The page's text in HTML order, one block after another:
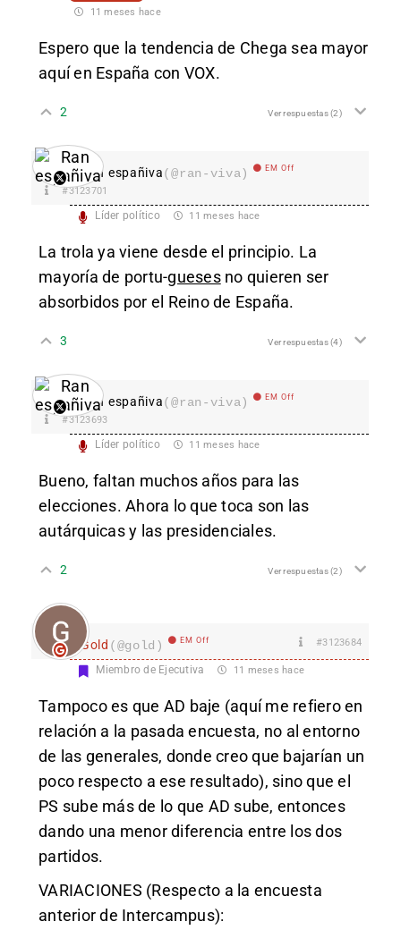
11 meses hace
Espero que la tendencia de Chega sea mayor
aquí en España con VOX.
2 Ver respuestas(2)
Ran españiva(@ran-viva) EM Off
#3123701
Líder político 11 meses hace
La trola ya viene desde el principio. La
mayoría de portu-guesesno quieren ser
absorbidos por el Reino de España.
3 Ver respuestas(4)
Ran españiva(@ran-viva) EM Off
#3123693
Líder político 11 meses hace
Bueno, faltan muchos años para las
elecciones. Ahora lo que toca son las
autárquicas y las presidenciales.
2 Ver respuestas(2)
Gold (@gold) EM Off #3123684
Miembro de Ejecutiva 11 meses hace
Tampoco es que AD baje (aquí me refiero en
relación a la pasada encuesta, no al entorno
de las generales, donde creo que bajarían un
poco respecto a ese resultado), sino que el
PS sube más de lo que AD sube, entonces
dando una menor diferencia entre los dos
partidos.
VARIACIONES (Respecto a la encuesta
anterior de Intercampus):